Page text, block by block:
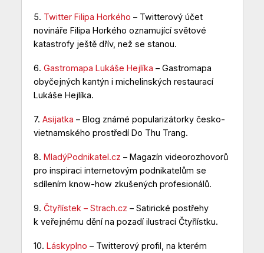
5. Twitter Filipa Horkého – Twitterový účet
novináře Filipa Horkého oznamující světové
katastrofy ještě dřív, než se stanou.
6. Gastromapa Lukáše Hejlíka – Gastromapa
obyčejných kantýn i michelinských restaurací
Lukáše Hejlíka.
7. Asijatka – Blog známé popularizátorky česko-
vietnamského prostředí Do Thu Trang.
8. MladýPodnikatel.cz – Magazín videorozhovorů
pro inspiraci internetovým podnikatelům se
sdílením know-how zkušených profesionálů.
9. Čtyřlístek – Strach.cz – Satirické postřehy
k veřejnému dění na pozadí ilustrací Čtyřlístku.
10. Láskyplno – Twitterový profil, na kterém